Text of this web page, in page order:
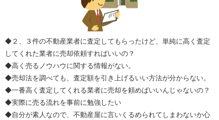
◆２、３件の不動産業者に査定してもらったけど、単純に高く査定
してくれた業者に売却依頼すればいいの？
◆高く売るノウハウに関する情報がない。
◆売却法を調べても、査定額を引き上げるいい方法が分からない。
◆一番高く査定してくれる業者に売却を頼めばいいんじゃないの？
◆実際に売る流れを事前に勉強したい
◆自分が素人なので、不動産屋に言いくるめられてしまわないか心